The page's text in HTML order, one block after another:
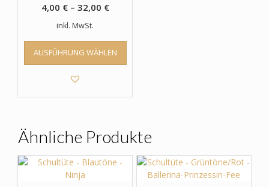
4,00 €– 32,00 €
inkl. MwSt.
AUSFÜHRUNG WÄHLEN
Dieses
weist
Optionen
können
auf
der
Produktseite
Ähnliche Produkte